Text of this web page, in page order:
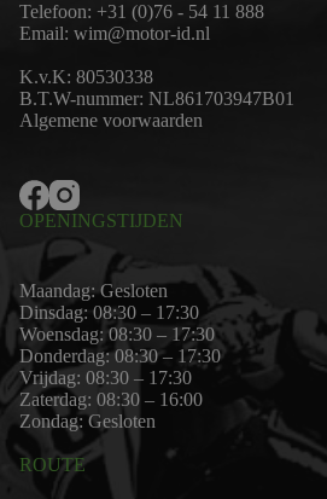
Telefoon: +31 (0)76 - 54 11 888
Email: wim@motor-id.nl
K.v.K: 80530338
B.T.W-nummer: NL861703947B01
Algemene voorwaarden
OPENINGSTIJDEN
Maandag: Gesloten
Dinsdag: 08:30 – 17:30
Woensdag: 08:30 – 17:30
Donderdag: 08:30 – 17:30
Vrijdag: 08:30 – 17:30
Zaterdag: 08:30 – 16:00
Zondag: Gesloten
ROUTE